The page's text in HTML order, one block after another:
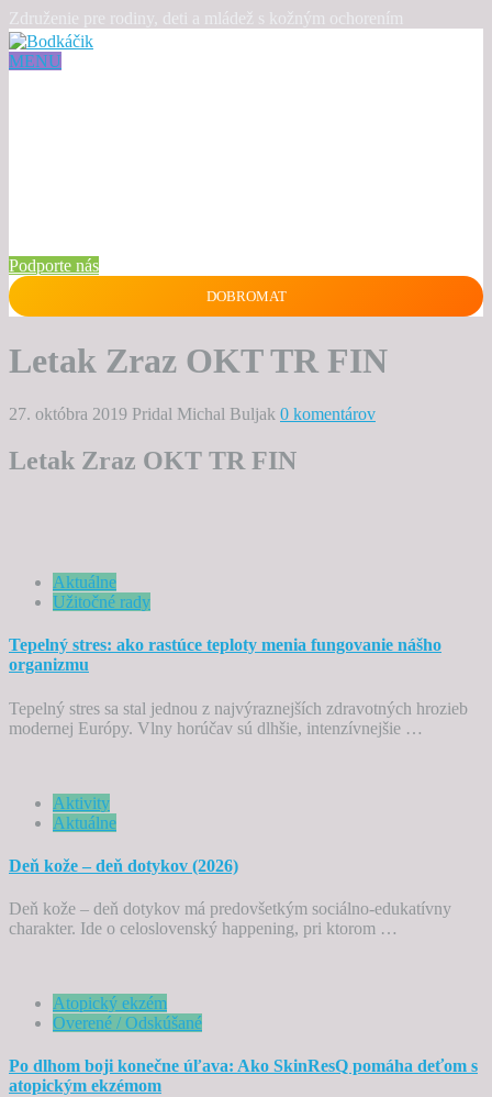
Združenie pre rodiny, deti a mládež s kožným ochorením
MENU
Podporte nás
DOBROMAT
Letak Zraz OKT TR FIN
27. októbra 2019 Pridal Michal Buljak 0 komentárov
Letak Zraz OKT TR FIN
Aktuálne
Užitočné rady
Tepelný stres: ako rastúce teploty menia fungovanie nášho
organizmu
Tepelný stres sa stal jednou z najvýraznejších zdravotných hrozieb
modernej Európy. Vlny horúčav sú dlhšie, intenzívnejšie …
Aktivity
Aktuálne
Deň kože – deň dotykov (2026)
Deň kože – deň dotykov má predovšetkým sociálno-edukatívny
charakter. Ide o celoslovenský happening, pri ktorom …
Atopický ekzém
Overené / Odskúšané
Po dlhom boji konečne úľava: Ako SkinResQ pomáha deťom s
atopickým ekzémom